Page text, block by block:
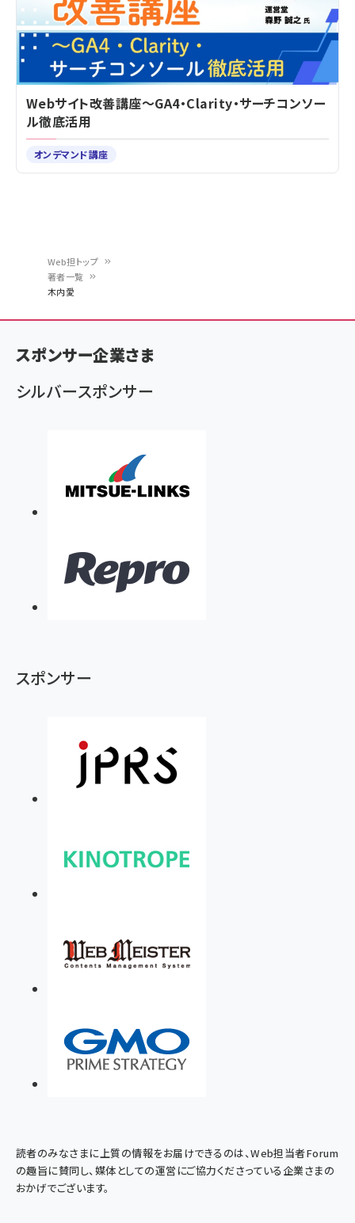
ン
く
ず
Web担トップ
著者一覧
木内愛
Webサイト改善講座～GA4・Clarity・サーチコンソー
ル徹底活用
オンデマンド講座
スポンサー企業さま
シルバースポンサー
スポンサー
読者のみなさまに上質の情報をお届けできるのは、Web担当者Forum
の趣旨に賛同し、媒体としての運営にご協力くださっている企業さまの
おかげでございます。